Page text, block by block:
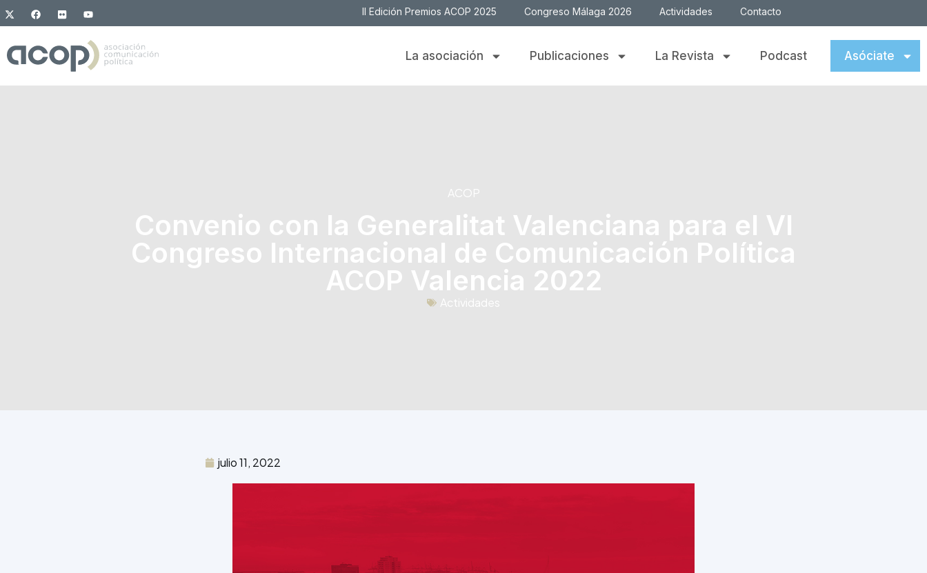
II Edición Premios ACOP 2025 Congreso Málaga 2026 Actividades Contacto
La asociación Publicaciones La Revista Podcast Asóciate
ACOP
Convenio con la Generalitat Valenciana para el VI
Congreso Internacional de Comunicación Política
ACOP Valencia 2022
Actividades
julio 11, 2022